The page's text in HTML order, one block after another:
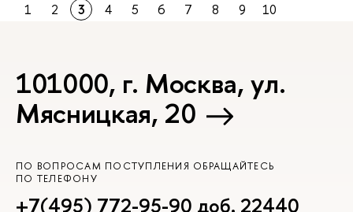
1 2 3 4 5 6 7 8 9 10
101000, г. Москва, ул.
Мясницкая, 20
ПО ВОПРОСАМ ПОСТУПЛЕНИЯ ОБРАЩАЙТЕСЬ
ПО ТЕЛЕФОНУ
+7(495) 772-95-90 доб. 22440